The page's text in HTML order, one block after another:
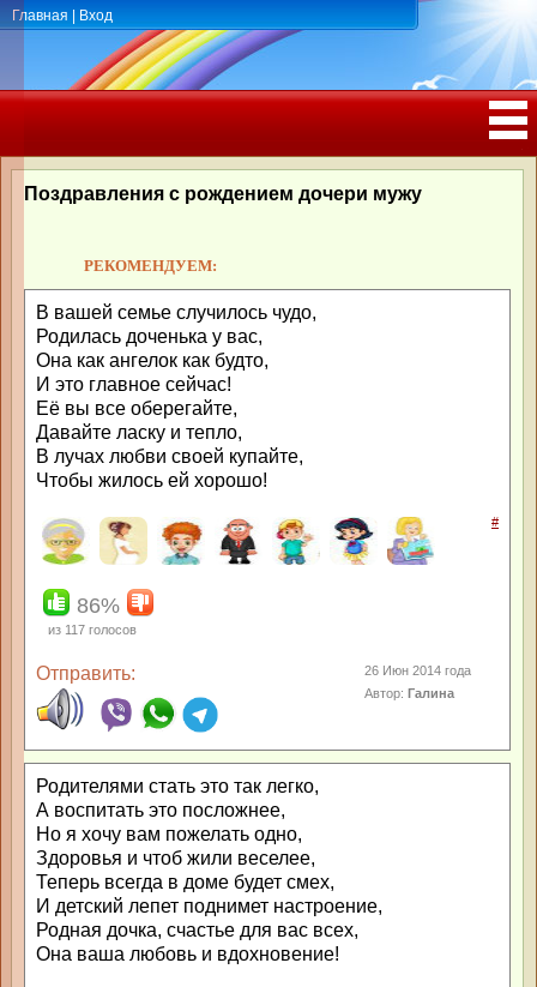
Главная Вход
РОЖДЕНИЯ, ЮБИЛЕЕМ
Поздравления с рождением дочери мужу
РЕКОМЕНДУЕМ:
В вашей семье случилось чудо,
Родилась доченька у вас,
Она как ангелок как будто,
И это главное сейчас!
Её вы все оберегайте,
Давайте ласку и тепло,
В лучах любви своей купайте,
Чтобы жилось ей хорошо!
#
86%
из 117 голосов
Отправить:
26 Июн 2014 года
Автор:Галина
Родителями стать это так легко,
А воспитать это посложнее,
Но я хочу вам пожелать одно,
Здоровья и чтоб жили веселее,
Теперь всегда в доме будет смех,
И детский лепет поднимет настроение,
Родная дочка, счастье для вас всех,
Она ваша любовь и вдохновение!